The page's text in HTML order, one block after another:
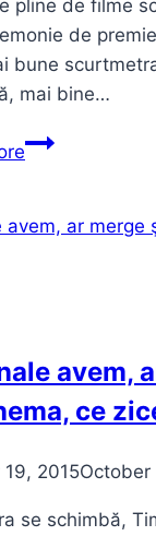
pline de filme
de
bune
mai bine…
Câștigătorii
avem,
ce
2015October
se schimbă,